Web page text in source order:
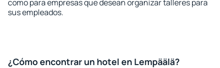
como para empresas que desean organizar talleres para
sus empleados.
¿Cómo encontrar un hotel en Lempäälä?